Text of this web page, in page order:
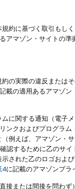
約に基づく取引もし
アマゾン・サイトの
の実際の違反または
記載の適用あるアマゾン
に関する通知（電子
ンクおよびプログラ
例えば、アマゾン・
認するために乙のサ
された乙のロゴおよ
4に記載のアマゾンプ
接または間接を問わ